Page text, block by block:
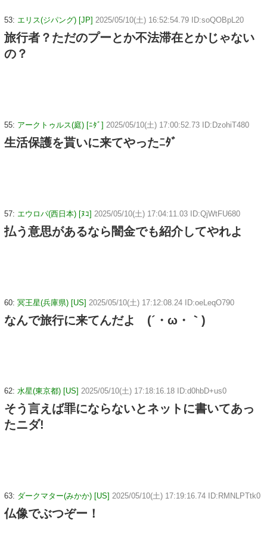
53: エリス(ジパング) [JP] 2025/05/10(土) 16:52:54.79 ID:soQOBpL20
旅行者？ただのプーとか不法滞在とかじゃない
の？
55: アークトゥルス(庭) [ﾆﾀﾞ] 2025/05/10(土) 17:00:52.73 ID:DzohiT480
生活保護を貰いに来てやったﾆﾀﾞ
57: エウロパ(西日本) [ﾇｺ] 2025/05/10(土) 17:04:11.03 ID:QjWtFU680
払う意思があるなら闇金でも紹介してやれよ
60: 冥王星(兵庫県) [US] 2025/05/10(土) 17:12:08.24 ID:oeLeqO790
なんで旅行に来てんだよ (´・ω・｀)
62: 水星(東京都) [US] 2025/05/10(土) 17:18:16.18 ID:d0hbD+us0
そう言えば罪にならないとネットに書いてあっ
たニダ!
63: ダークマター(みかか) [US] 2025/05/10(土) 17:19:16.74 ID:RMNLPTtk0
仏像でぶつぞー！